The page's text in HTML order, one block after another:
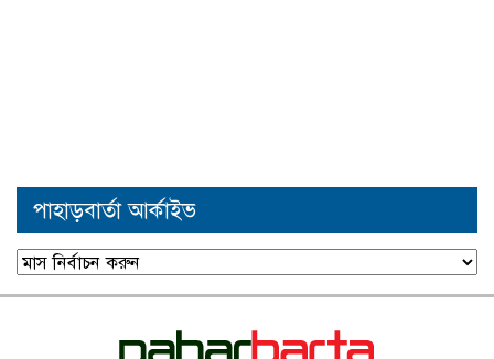
পাহাড়বার্তা আর্কাইভ
পাহাড়বার্তা
আর্কাইভ